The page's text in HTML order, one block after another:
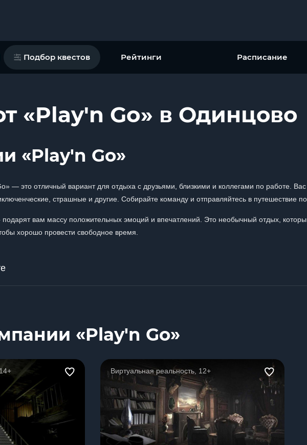
Подбор квестов Рейтинги Расписание
«Play'n Go» в Одинцово
«Play'n Go»
— это отличный вариант для отдыха с друзьями, близкими и коллегами по работе.
страшные и другие. Собирайте команду и отправляйтесь в путешествие
подарят вам массу положительных эмоций и впечатлений. Это необычный отдых,
хорошо провести свободное время.
«Play'n Go»
Виртуальная реальность, 12+